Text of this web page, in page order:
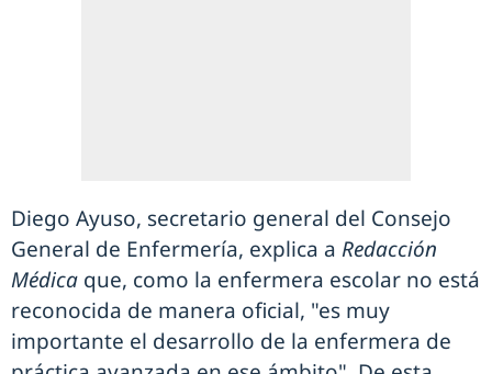
Diego Ayuso, secretario general del Consejo
General de Enfermería, explica a Redacción
Médica que, como la enfermera escolar no está
reconocida de manera oficial, "es muy
importante el desarrollo de la enfermera de